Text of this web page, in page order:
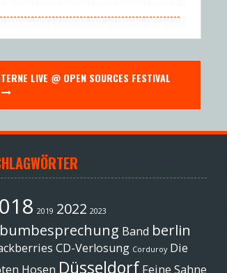
LIVE @ OPEN SOURCES FESTIVAL
2019 2022 2023
Band berlin
CD-Verlosung Corduroy Die
Hosen Düsseldorf Feine Sahne